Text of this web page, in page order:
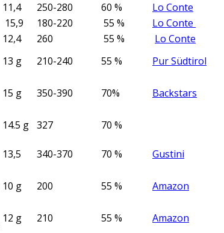
11,4 250-280 60 %
Lo Conte
15,9 180-220 55 %
Lo Conte
12,4 260 55 %
Lo Conte
13 g 210-240 55 % Pur Südtirol
15 g 350-390 70% Backstars
14.5 g 327 70 %
13,5 340-370 70 % Gustini
10 g 200 55 % Amazon
12 g 210 55 % Amazon